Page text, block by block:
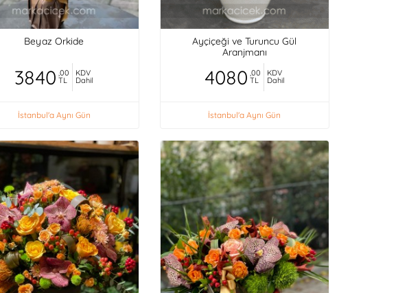
Beyaz Orkide
3840 ,00
TL
KDV
Dahil
İstanbul'a Aynı Gün
Ayçiçeği ve Turuncu Gül
Aranjmanı
4080 ,00
TL
KDV
Dahil
İstanbul'a Aynı Gün